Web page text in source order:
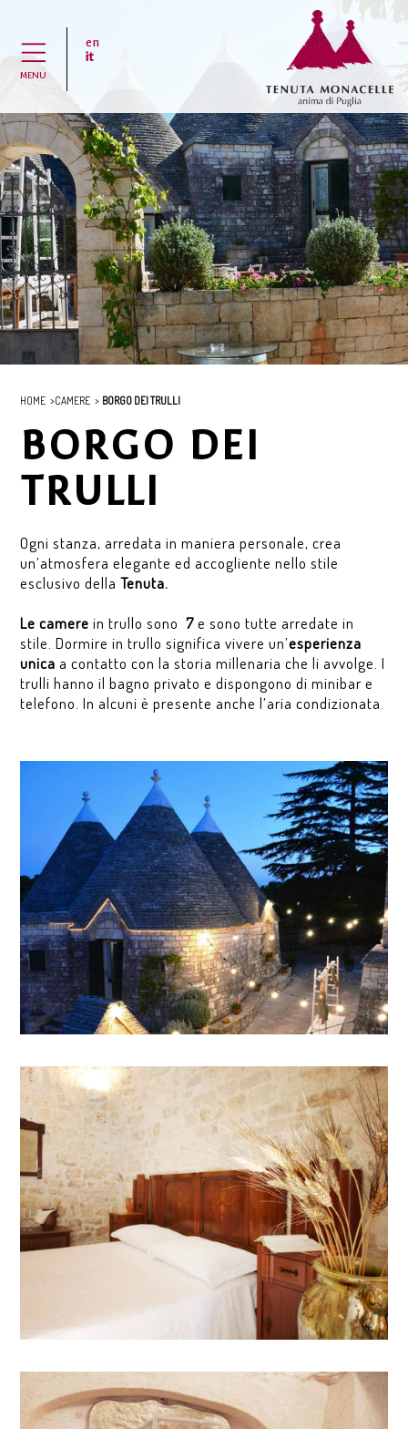
H
MENU
en
it
HOME CAMERE BORGO DEI TRULLI
BORGO DEI
TRULLI
Ogni stanza, arredata in maniera personale, crea
un’atmosfera elegante ed accogliente nello stile
esclusivo dellaTenuta.
Le camere in trullo sono7e sono tutte arredate in
stile. Dormire in trullo significa vivere un’esperienza
unica a contatto con la storia millenaria che li avvolge. I
trulli hanno il bagno privato e dispongono di minibar e
telefono. In alcuni è presente anche l’aria condizionata.